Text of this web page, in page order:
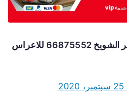
خدمة شاي وقهوه وعصير الشويخ 66875552 للاعراس
25 سبتمبر، 2020